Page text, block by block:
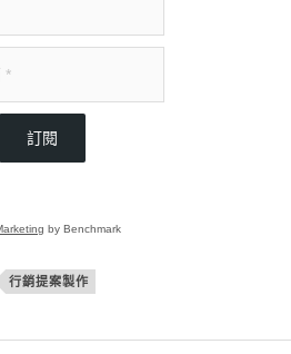
訂閱
by Benchmark
行銷提案製作